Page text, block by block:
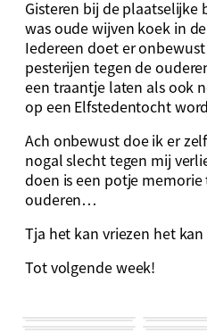
Gisteren bij de plaatselijke
was oude wijven koek in
Iedereen doet er
pesterijen tegen de
een traantje laten als ook
op een Elfstedentocht
Ach onbewust doe ik er
nogal slecht tegen mij
doen is een potje
ouderen…
Tja het kan vriezen het
Tot volgende week!